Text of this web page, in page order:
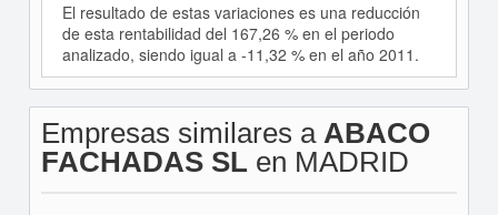
El resultado de estas variaciones es una reducción
de esta rentabilidad del 167,26 % en el periodo
analizado, siendo igual a -11,32 % en el año 2011.
Empresas similares a ABACO
FACHADAS SL en MADRID